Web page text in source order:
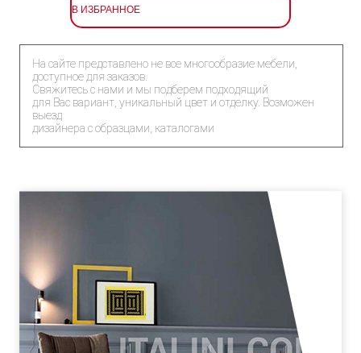
В ИЗБРАННОЕ
На сайте представлено не все многообразие мебели,
доступное для заказов.
Свяжитесь с нами и мы подберем подходящий
для Вас вариант, уникальный цвет и отделку. Возможен
выезд
дизайнера с образцами, каталогами